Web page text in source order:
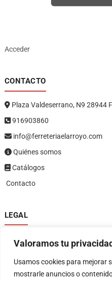
Valoramos tu privacidad
Usamos cookies para mejorar
mostrarle anuncios o
Acceder
CONTACTO
Plaza Valdeserrano, N9 28944
916903860
info@ferreteriaelarroyo.com
Quiénes somos
Catálogos
Contacto
LEGAL
Política de privacidad
Política de devoluciones y
Términos y condiciones